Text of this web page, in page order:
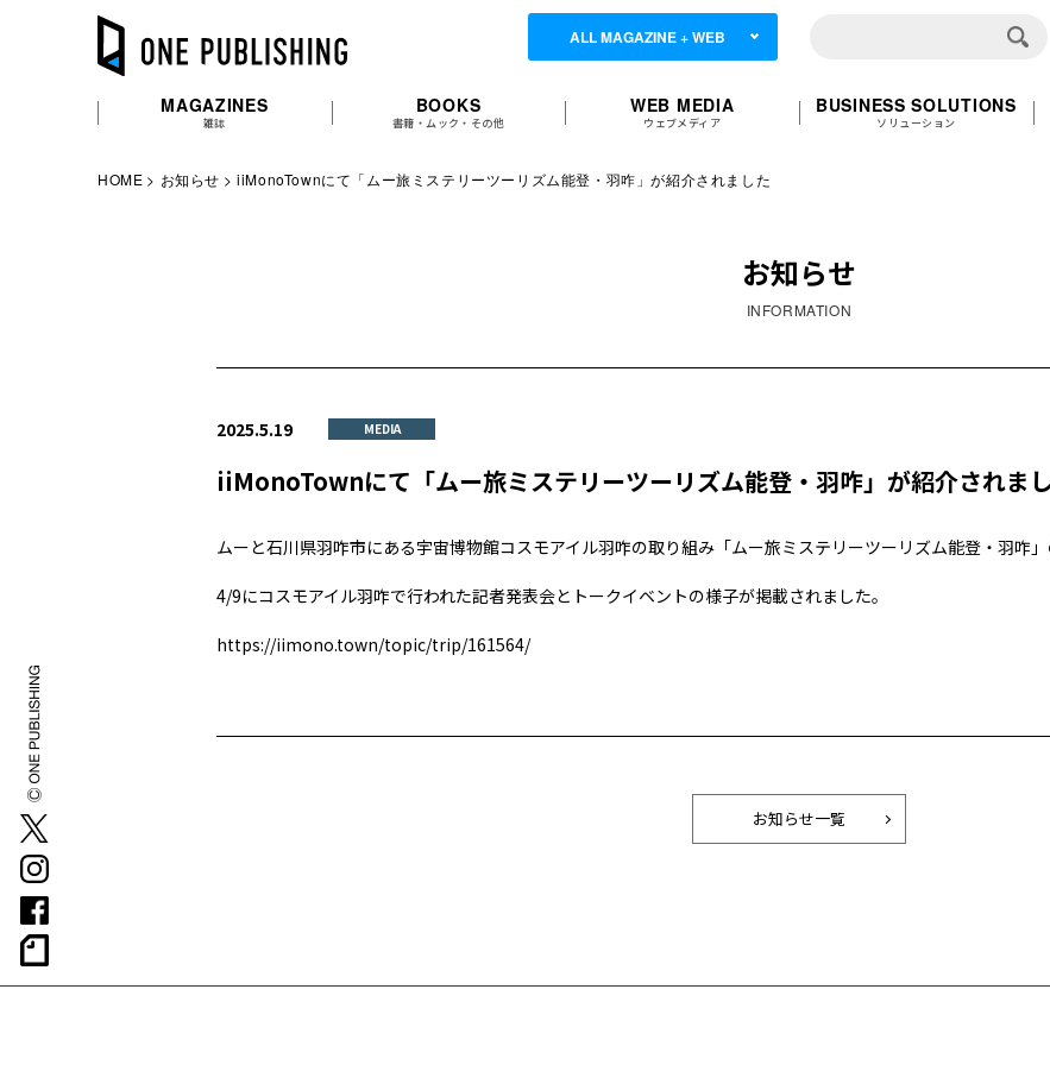
ALL MAGAZINE + WEB
MAGAZINES
雑誌
BOOKS
書籍・ムック・その他
WEB MEDIA
ウェブメディア
BUSINESS SOLUTIONS
ソリューション
HOME お知らせ iiMonoTownにて「ムー旅ミステリーツーリズム能登・羽咋」が紹介されました
お知らせ
INFORMATION
2025.5.19 MEDIA
iiMonoTownにて「ムー旅ミステリーツーリズム能登・羽咋」が紹介されま
ムーと石川県羽咋市にある宇宙博物館コスモアイル羽咋の取り組み「ムー旅ミステリーツーリズム能登・羽咋」
4/9にコスモアイル羽咋で行われた記者発表会とトークイベントの様子が掲載されました。
https://iimono.town/topic/trip/161564/
お知らせ一覧